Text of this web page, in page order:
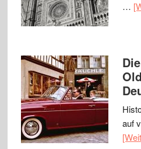
…
auf